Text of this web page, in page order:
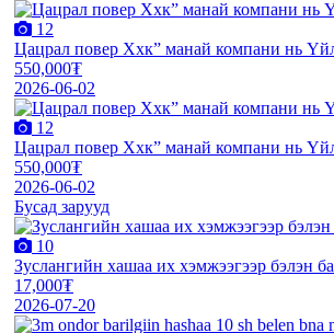
12
Цацрал повер Ххк” манай компани нь
550,000₮
2026-06-02
12
Цацрал повер Ххк” манай компани нь
550,000₮
2026-06-02
Бусад зарууд
10
Зуслангийн хашаа их хэмжээгээр бэлэн
17,000₮
2026-07-20